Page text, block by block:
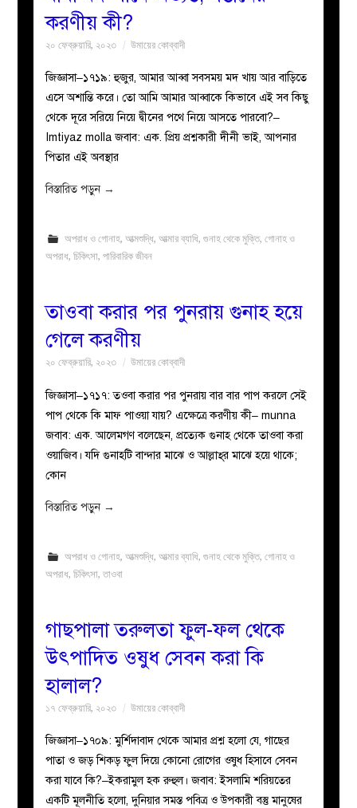
করণীয় কী?
২০ ফেব্রুয়ারি, ২০২৩ উমায়ের কোব্বাদী
জিজ্ঞাসা–১৭১৯: হুজুর, আমার আব্বা সবসময় মদ খায় আর বাড়িতে
এসে অশান্তি করে। তো আমি আমার আব্বাকে কিভাবে এই সব কিছু
থেকে দূরে সরিয়ে নিয়ে দ্বীনের পথে নিয়ে আসতে পারবো?–
Imtiyaz molla জবাব: এক. প্রিয় প্রশ্নকারী দীনী ভাই, আপনার
পিতার এই অবস্থার
বিস্তারিত পড়ুন →
অপরাধ ও গোনাহ, আত্মশুদ্ধি, আত্মার ব্যাধি, গুনাহ থেকে মুক্তি, গোনাহ ও
অপরাধ,চিকিৎসা,পারিবারিক জীবন
তাওবা করার পর পুনরায় গুনাহ হয়ে
গেলে করণীয়
২০ ফেব্রুয়ারি, ২০২৩ উমায়ের কোব্বাদী
জিজ্ঞাসা–১৭১৭: তওবা করার পর পুনরায় বার বার পাপ করলে সেই
পাপ থেকে কি মাফ পাওয়া যায়? এক্ষেত্রে করণীয় কী– munna
জবাব: এক. আলেমগণ বলেছেন, প্রত্যেক গুনাহ থেকে তাওবা করা
ওয়াজিব। যদি গুনাহটি বান্দার মাঝে ও আল্লাহ্‌র মাঝে হয়ে থাকে;
কোন
বিস্তারিত পড়ুন →
অপরাধ ও গোনাহ, আত্মশুদ্ধি, আত্মার ব্যাধি, গুনাহ থেকে মুক্তি, গোনাহ ও
অপরাধ,চিকিৎসা,তাওবা
গাছপালা তরুলতা ফুল-ফল থেকে
উৎপাদিত ওষুধ সেবন করা কি
হালাল?
১৭ ফেব্রুয়ারি, ২০২৩ উমায়ের কোব্বাদী
জিজ্ঞাসা–১৭০৯: মুর্শিদাবাদ থেকে আমার প্রশ্ন হলো যে, গাছের
পাতা ও জড় শিকড় ফুল দিয়ে কোনো রোগের ওষুধ হিসাবে সেবন
করা যাবে কি?–ইকরামুল হক রুহুল। জবাব: ইসলামি শরিয়তের
একটি মূলনীতি হলো, দুনিয়ার সমস্ত পবিত্র ও উপকারী বস্তু মানুষের